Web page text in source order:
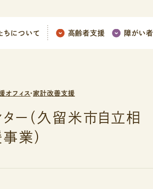
ちについて 高齢者支援 障がい者
オフィス・家計改善支援
ー（久留米市自立相
業）